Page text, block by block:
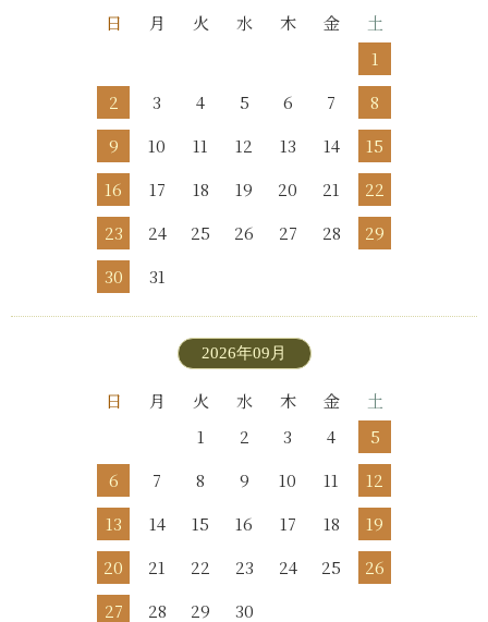
日 月 火 水 木 金
土
1
2
3 4 5 6 7
8
9
10 11 12 13 14
15
16
17 18 19 20 21
22
23
24 25 26 27 28
29
30
31
2026年09月
日 月 火 水 木 金
土
1
2 3 4
5
6
7 8 9 10 11
12
13
14 15 16 17 18
19
20
21 22 23 24 25
26
27
28 29 30